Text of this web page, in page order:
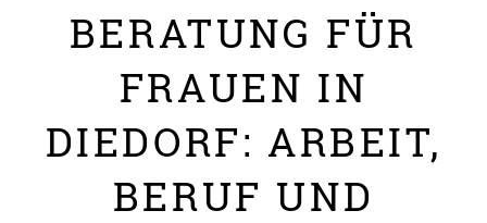
BERATUNG FÜR
FRAUEN IN
DIEDORF: ARBEIT,
BERUF UND